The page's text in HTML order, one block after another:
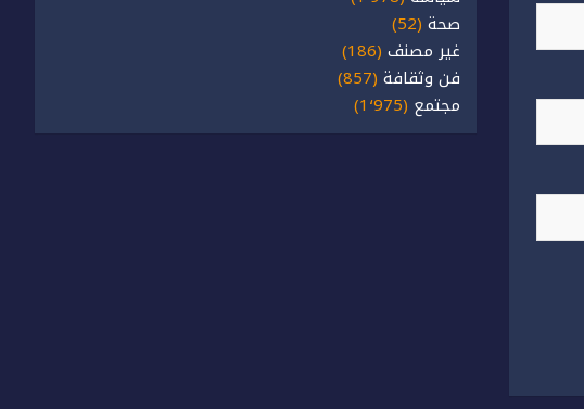
صحة (52)
غير مصنف (186)
فن وثقافة (857)
مجتمع (1٬975)